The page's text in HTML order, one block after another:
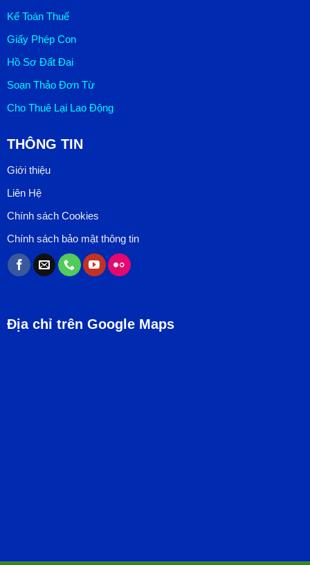
Kế Toán Thuế
Giấy Phép Con
Hồ Sơ Đất Đai
Soạn Thảo Đơn Từ
Cho Thuê Lại Lao Động
THÔNG TIN
Giới thiệu
Liên Hệ
Chính sách Cookies
Chính sách bảo mật thông tin
Địa chỉ trên Google Maps